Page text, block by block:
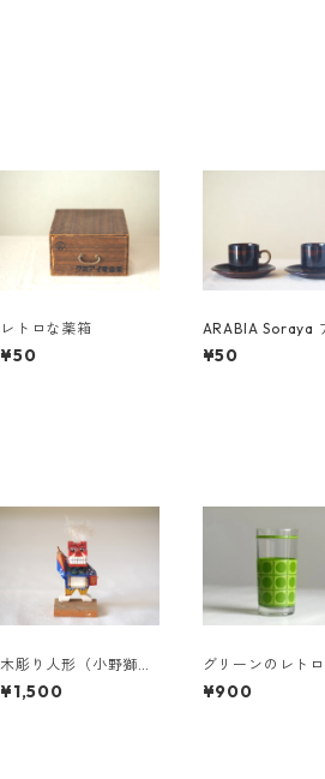
レトロな薬箱
¥50
ARABIA Soraya
ビア ソラヤ カ
＆ソーサー
¥50
木彫り人形（小野獅
子）
¥1,500
グリーンのレトロ
ス
¥900